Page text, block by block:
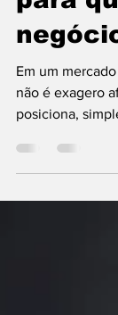
é tão
para
Em um
não é exagero